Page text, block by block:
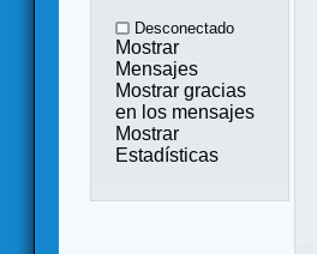
Desconectado
Mostrar
Mensajes
Mostrar gracias
en los mensajes
Mostrar
Estadísticas